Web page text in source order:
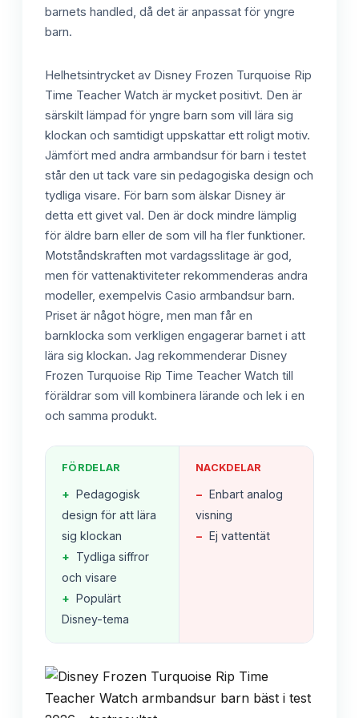
barnets handled, då det är anpassat för yngre
barn.
Helhetsintrycket av Disney Frozen Turquoise Rip
Time Teacher Watch är mycket positivt. Den är
särskilt lämpad för yngre barn som vill lära sig
klockan och samtidigt uppskattar ett roligt motiv.
Jämfört med andra armbandsur för barn i testet
står den ut tack vare sin pedagogiska design och
tydliga visare. För barn som älskar Disney är
detta ett givet val. Den är dock mindre lämplig
för äldre barn eller de som vill ha fler funktioner.
Motståndskraften mot vardagsslitage är god,
men för vattenaktiviteter rekommenderas andra
modeller, exempelvis Casio armbandsur barn.
Priset är något högre, men man får en
barnklocka som verkligen engagerar barnet i att
lära sig klockan. Jag rekommenderar Disney
Frozen Turquoise Rip Time Teacher Watch till
föräldrar som vill kombinera lärande och lek i en
och samma produkt.
FÖRDELAR
+ Pedagogisk
design för att lära
sig klockan
+ Tydliga siffror
och visare
+ Populärt
Disney-tema
NACKDELAR
− Enbart analog
visning
− Ej vattentät